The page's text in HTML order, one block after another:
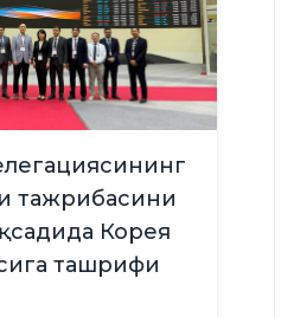
тажрибасини
Корея
ташрифи